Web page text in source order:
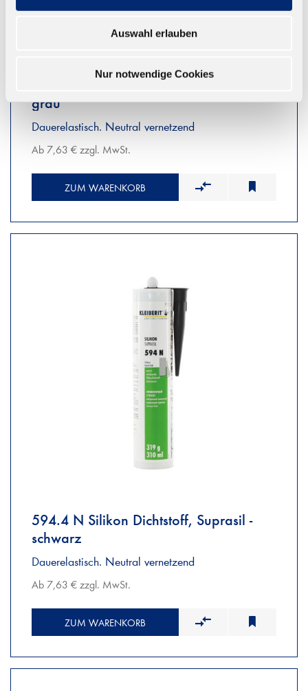
Auswahl erlauben
Nur notwendige Cookies
594.2 N Silikon Dichtstoff, Suprasil -
grau
Dauerelastisch. Neutral vernetzend
Ab 7,63 € zzgl. MwSt.
ZUM WARENKORB
594.4 N Silikon Dichtstoff, Suprasil -
schwarz
Dauerelastisch. Neutral vernetzend
Ab 7,63 € zzgl. MwSt.
ZUM WARENKORB